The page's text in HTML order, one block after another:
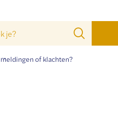
of klachten?